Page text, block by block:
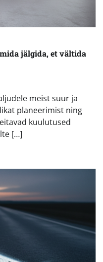
jälgida, et vältida
meist suur ja
planeerimist ning
kuulutused
[…]